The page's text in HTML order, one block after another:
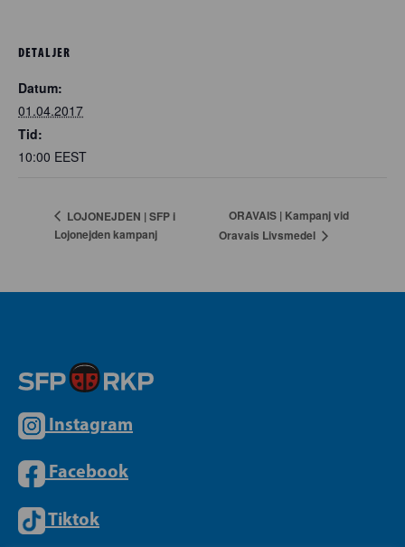
DETALJER
Datum:
01.04.2017
Tid:
10:00 EEST
LOJONEJDEN | SFP i
Lojonejden kampanj
ORAVAIS | Kampanj vid
Oravais Livsmedel
Instagram
Facebook
Tiktok